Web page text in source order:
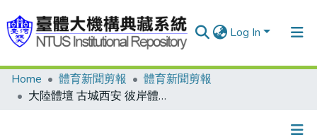
Log In
Communities & Collections
Home 體育新聞剪報
體育新聞剪報
大陸體壇 古城西安 彼岸體建第四大 城市運動會辦出信心 場館建設多有可觀